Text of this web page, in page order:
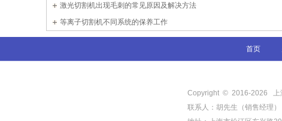
激光切割机出现毛刺的常见原因及解决方法
等离子切割机不同系统的保养工作
首页
Copyright © 2016-2026
联系人：胡先生（销售经理